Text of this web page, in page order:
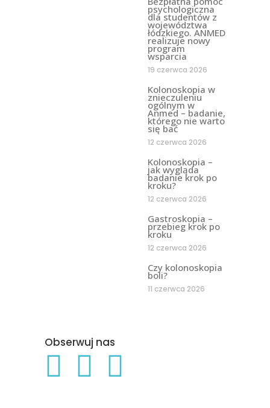
psychologiczna
dla studentów z
województwa
łódzkiego. ANMED
realizuje nowy
program
wsparcia
19 czerwca 2026
Kolonoskopia w
znieczuleniu
ogólnym w
Anmed – badanie,
którego nie warto
się bać
12 czerwca 2026
Kolonoskopia –
jak wygląda
badanie krok po
kroku?
12 czerwca 2026
Gastroskopia –
przebieg krok po
kroku
12 czerwca 2026
Czy kolonoskopia
boli?
11 czerwca 2026
Obserwuj nas